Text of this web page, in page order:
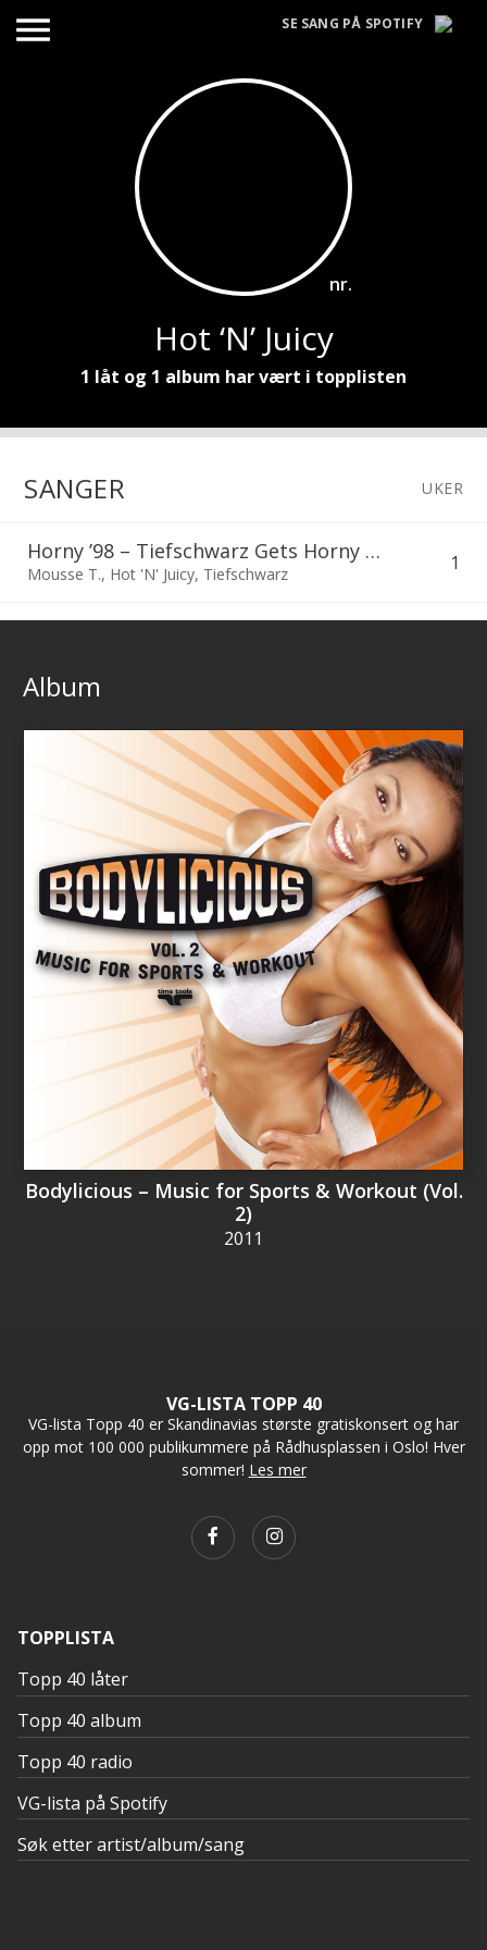
menu SE SANG PÅ SPOTIFY
nr.
Hot ‘N’ Juicy
1 låt og 1 album har vært i topplisten
SANGER UKER
Horny ’98 – Tiefschwarz Gets Horny Mix
Mousse T., Hot 'N' Juicy, Tiefschwarz 1
Album
Bodylicious – Music for Sports & Workout (Vol.
2)
2011
VG-LISTA TOPP 40
VG-lista Topp 40 er Skandinavias største gratiskonsert og har
opp mot 100 000 publikummere på Rådhusplassen i Oslo! Hver
sommer! Les mer
TOPPLISTA
Topp 40 låter
Topp 40 album
Topp 40 radio
VG-lista på Spotify
Søk etter artist/album/sang